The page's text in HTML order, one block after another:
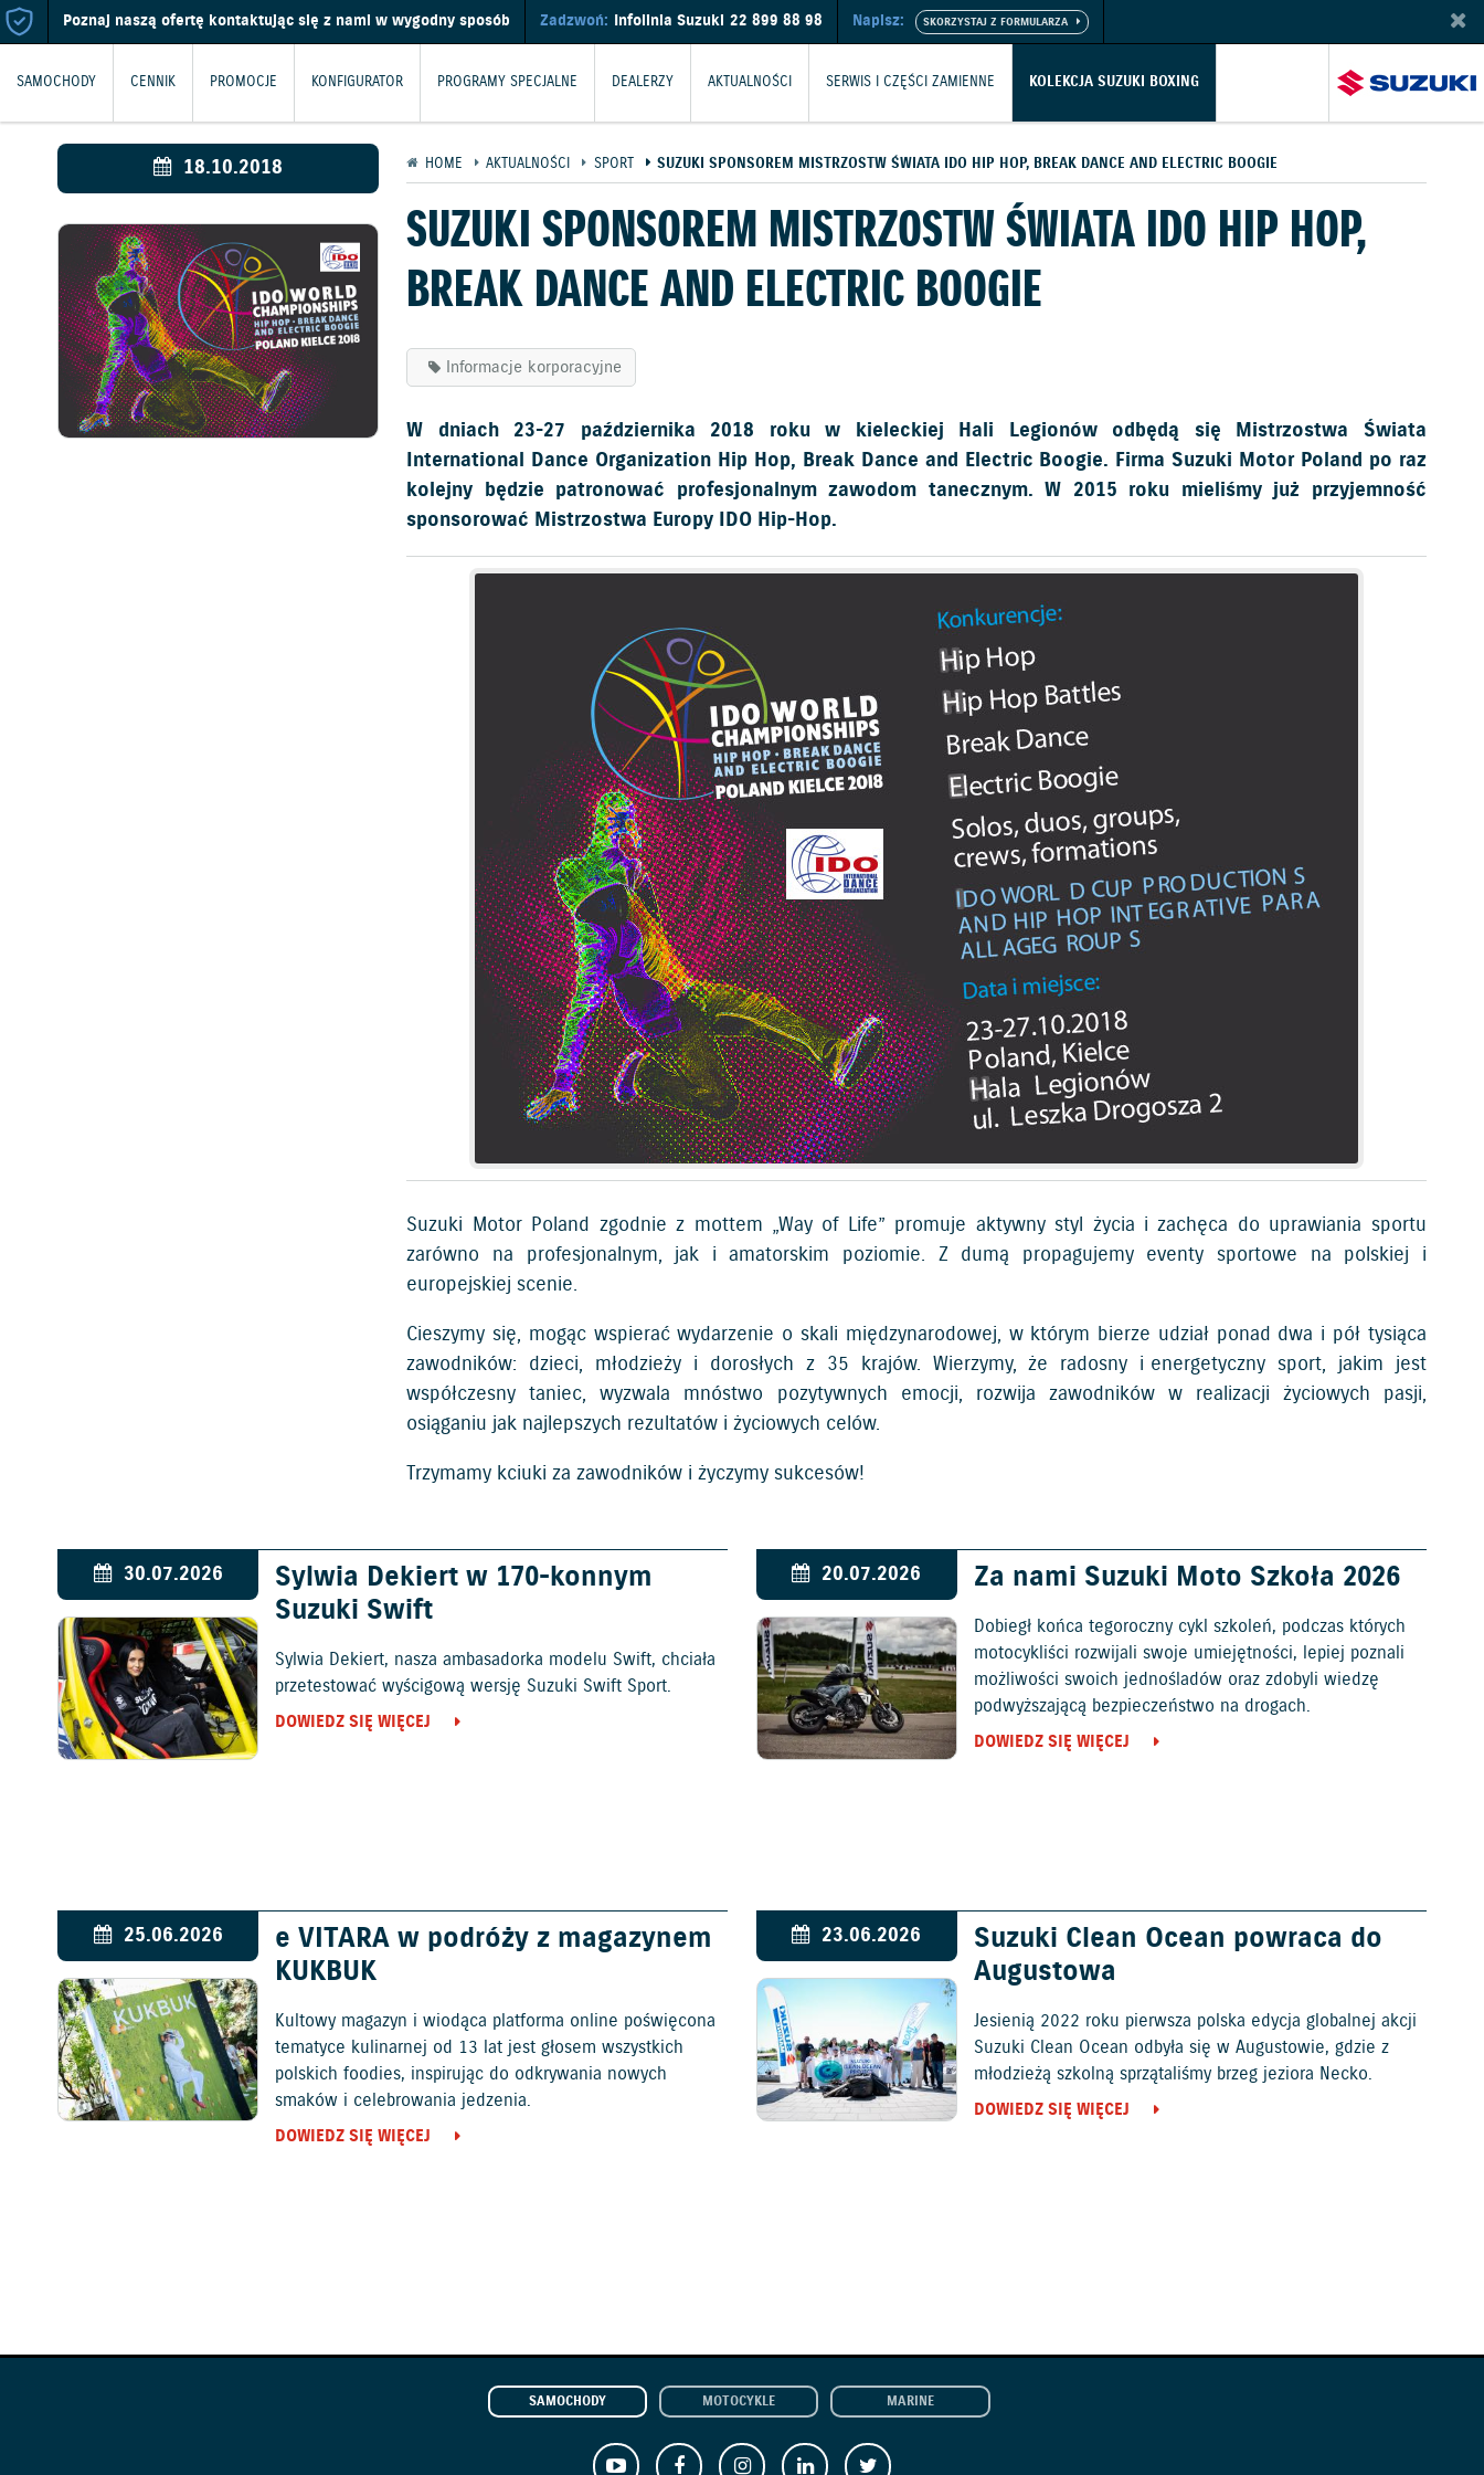
Poznaj naszą ofertę kontaktując się z nami w wygodny sposób Zadzwoń: Infolinia Suzuki 22 899 88 98 Napisz:
SAMOCHODY CENNIK PROMOCJE KONFIGURATOR PROGRAMY SPECJALNE DEALERZY AKTUALNOŚCI SERWIS I CZĘŚCI ZAMIENNE KOLEKCJA SUZUKI BOXING
18.10.2018 HOME AKTUALNOŚCI SPORT SUZUKI SPONSOREM MISTRZOSTW ŚWIATA IDO HIP HOP, BREAK DANCE AND ELECTRIC BOOGIE
SUZUKI SPONSOREM MISTRZOSTW ŚWIATA IDO HIP HOP,
BREAK DANCE AND ELECTRIC BOOGIE
Informacje korporacyjne
W dniach 23-27 października 2018 roku w kieleckiej Hali Legionów odbędą się Mistrzostwa Świata
International Dance Organization Hip Hop, Break Dance and Electric Boogie. Firma Suzuki Motor Poland po raz
kolejny będzie patronować profesjonalnym zawodom tanecznym. W 2015 roku mieliśmy już przyjemność
sponsorować Mistrzostwa Europy IDO Hip-Hop.
Suzuki Motor Poland zgodnie z mottem „Way of Life” promuje aktywny styl życia i zachęca do uprawiania sportu
zarówno na profesjonalnym, jak i amatorskim poziomie. Z dumą propagujemy eventy sportowe na polskiej i
europejskiej scenie.
Cieszymy się, mogąc wspierać wydarzenie o skali międzynarodowej, w którym bierze udział ponad dwa i pół tysiąca
zawodników: dzieci, młodzieży i dorosłych z 35 krajów. Wierzymy, że radosny i energetyczny sport, jakim jest
współczesny taniec, wyzwala mnóstwo pozytywnych emocji, rozwija zawodników w realizacji życiowych pasji,
osiąganiu jak najlepszych rezultatów i życiowych celów.
Trzymamy kciuki za zawodników i życzymy sukcesów!
30.07.2026
Sylwia Dekiert w 170-konnym
Suzuki Swift
Sylwia Dekiert, nasza ambasadorka modelu Swift, chciała
przetestować wyścigową wersję Suzuki Swift Sport.
DOWIEDZ SIĘ WIĘCEJ
20.07.2026 Za nami Suzuki Moto Szkoła 2026
Dobiegł końca tegoroczny cykl szkoleń, podczas których
motocykliści rozwijali swoje umiejętności, lepiej poznali
możliwości swoich jednośladów oraz zdobyli wiedzę
podwyższającą bezpieczeństwo na drogach.
DOWIEDZ SIĘ WIĘCEJ
25.06.2026
e VITARA w podróży z magazynem
KUKBUK
Kultowy magazyn i wiodąca platforma online poświęcona
tematyce kulinarnej od 13 lat jest głosem wszystkich
polskich foodies, inspirując do odkrywania nowych
smaków i celebrowania jedzenia.
DOWIEDZ SIĘ WIĘCEJ
23.06.2026
Suzuki Clean Ocean powraca do
Augustowa
Jesienią 2022 roku pierwsza polska edycja globalnej akcji
Suzuki Clean Ocean odbyła się w Augustowie, gdzie z
młodzieżą szkolną sprzątaliśmy brzeg jeziora Necko.
DOWIEDZ SIĘ WIĘCEJ
SAMOCHODY MOTOCYKLE MARINE